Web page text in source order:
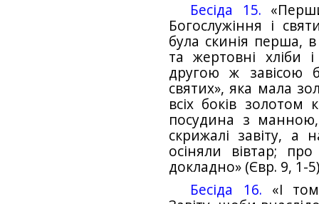
Бесіда 15.
Богослужіння і
була скинія перша, в
та жертовні хліби
другою ж завісою
святих», яка мала
всіх боків золотом
посудина з
скрижалі завіту,
осіняли вівтар;
докладно» (Євр. 9, 1-
Бесіда 16. «І